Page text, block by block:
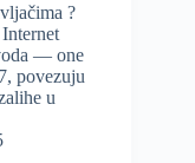
?
— one
povezuju
u